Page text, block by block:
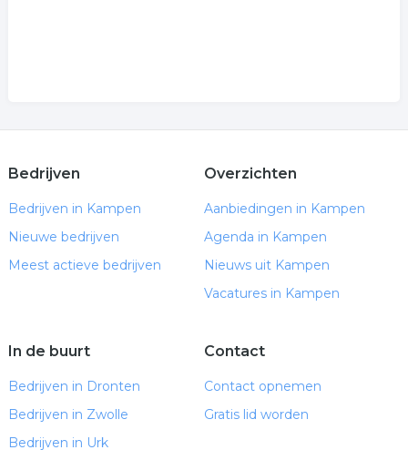
Bedrijven
Bedrijven in Kampen
Nieuwe bedrijven
Meest actieve bedrijven
Overzichten
Aanbiedingen in Kampen
Agenda in Kampen
Nieuws uit Kampen
Vacatures in Kampen
In de buurt
Bedrijven in Dronten
Bedrijven in Zwolle
Bedrijven in Urk
Contact
Contact opnemen
Gratis lid worden